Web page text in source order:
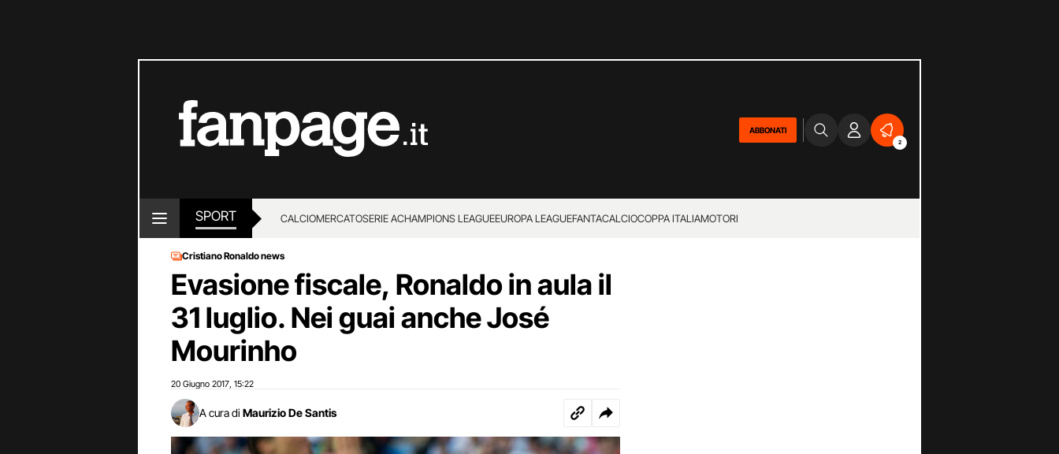
ABBONATI
2
SPORT CALCIOMERCATOSERIE ACHAMPIONS LEAGUEEUROPA LEAGUEFANTACALCIOCOPPA ITALIAMOTORI
Cristiano Ronaldo news
Evasione fiscale, Ronaldo in aula il
31 luglio. Nei guai anche José
Mourinho
20 Giugno 2017 15:22
A cura di Maurizio De Santis